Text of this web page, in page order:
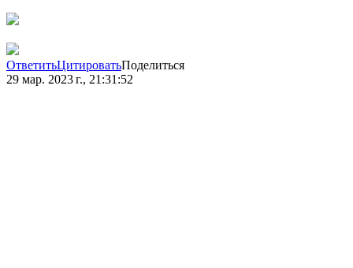
ОтветитьЦитироватьПоделиться
29 мар. 2023 г., 21:31:52